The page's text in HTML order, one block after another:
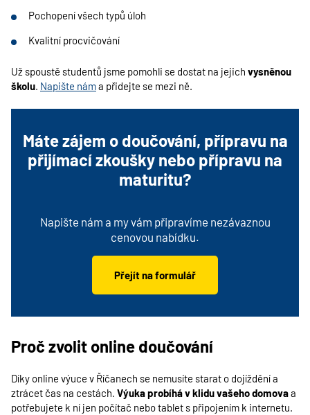
Pochopení všech typů úloh
Kvalitní procvičování
Už spoustě studentů jsme pomohli se dostat na jejich vysněnou
školu. Napište náma přidejte se mezi ně.
Máte zájem o doučování, přípravu na
přijímací zkoušky nebo přípravu na
maturitu?
Napište nám a my vám připravíme nezávaznou
cenovou nabídku.
Přejít na formulář
Proč zvolit online doučování
Díky online výuce v Říčanech se nemusíte starat o dojíždění a
ztrácet čas na cestách. Výuka probíhá v klidu vašeho domovaa
potřebujete k ní jen počítač nebo tablet s připojením k internetu.